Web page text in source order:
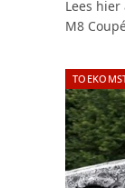
Lees
M8